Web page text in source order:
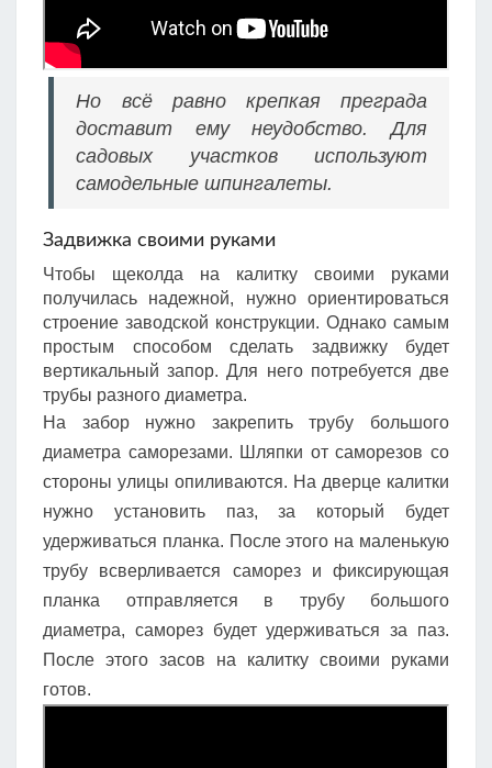
Но всё равно крепкая преграда
доставит ему неудобство. Для
садовых участков используют
самодельные шпингалеты.
Задвижка своими руками
Чтобы щеколда на калитку своими руками
получилась надежной, нужно ориентироваться
строение заводской конструкции. Однако самым
простым способом сделать задвижку будет
вертикальный запор. Для него потребуется две
трубы разного диаметра.
На забор нужно закрепить трубу большого
диаметра саморезами. Шляпки от саморезов со
стороны улицы опиливаются. На дверце калитки
нужно установить паз, за который будет
удерживаться планка. После этого на маленькую
трубу всверливается саморез и фиксирующая
планка отправляется в трубу большого
диаметра, саморез будет удерживаться за паз.
После этого засов на калитку своими руками
готов.